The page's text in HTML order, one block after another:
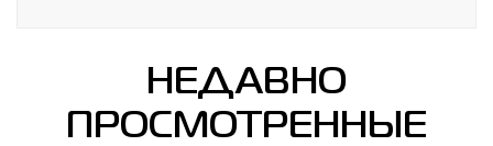
НЕДАВНО
ПРОСМОТРЕННЫЕ